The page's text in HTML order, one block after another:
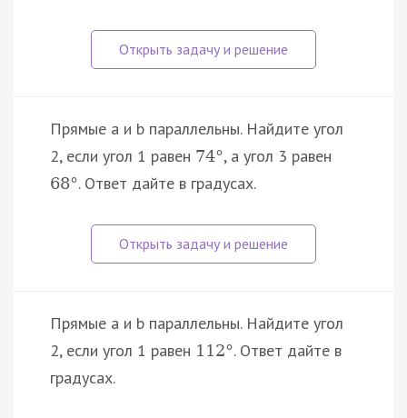
Прямые a и b параллельны. Найдите угол
2, если угол 1 равен 74°, а угол 3 равен
68°. Ответ дайте в градусах.
Прямые a и b параллельны. Найдите угол
2, если угол 1 равен 112°. Ответ дайте в
градусах.